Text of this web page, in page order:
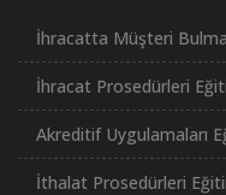
İhracatta Müşteri
İhracat Prosedürleri
Akreditif Uygulamaları
İthalat Prosedürleri